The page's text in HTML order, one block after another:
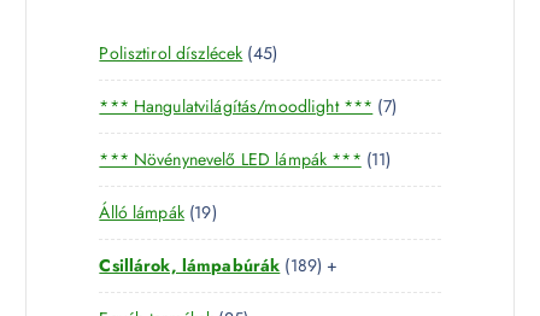
Polisztirol díszlécek 454
5
t
e
r
m
k
*** Hangulatvilágítás/moodlight *** 77
t
r
é
*** Növénynevelő LED lámpák *** 111
1
e
m
Álló lámpák 191
9
t
e
Csillárok, lámpabúrák 1891
8
+